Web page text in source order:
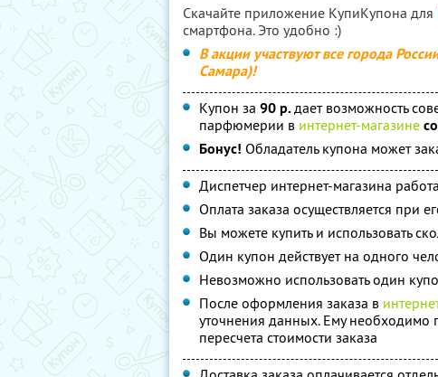
Скачайте приложение КупиКупона для
смартфона. Это удобно :)
В акции участвуют все города
Самара)!
Купон за 90 р.дает возможность
парфюмерии в интернет-магазине
Бонус! Обладатель купона может
Диспетчер интернет-магазина
Оплата заказа осуществляется при
Вы можете купить и использовать
Один купон действует на одного
Невозможно использовать один
После оформления заказа в
уточнения данных. Ему необходимо
пересчета стоимости заказа